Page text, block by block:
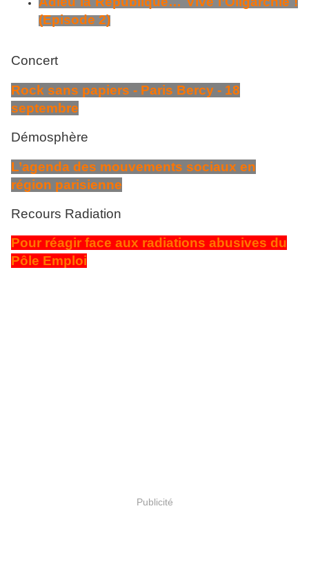
(Episode 2)
Concert
Rock sans papiers - Paris Bercy - 18
septembre
Démosphère
L’agenda des mouvements sociaux en
région parisienne
Recours Radiation
Pour réagir face aux radiations abusives du
Pôle Emploi
Publicité